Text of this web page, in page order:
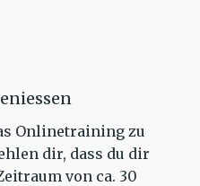
Onlinetraining zu
dir, dass du dir
von ca. 30